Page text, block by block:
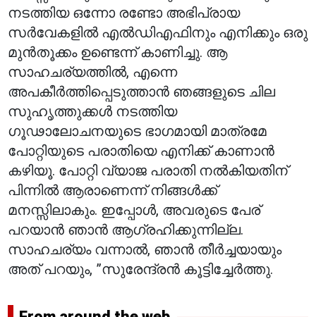
നടത്തിയ ഒന്നോ രണ്ടോ അഭിപ്രായ
സർവേകളിൽ എൽഡിഎഫിനും എനിക്കും ഒരു
മുൻതൂക്കം ഉണ്ടെന്ന് കാണിച്ചു. ആ
സാഹചര്യത്തിൽ, എന്നെ
അപകീർത്തിപ്പെടുത്താൻ ഞങ്ങളുടെ ചില
സുഹൃത്തുക്കൾ നടത്തിയ
ഗൂഢാലോചനയുടെ ഭാഗമായി മാത്രമേ
പോറ്റിയുടെ പരാതിയെ എനിക്ക് കാണാൻ
കഴിയൂ. പോറ്റി വ്യാജ പരാതി നൽകിയതിന്
പിന്നിൽ ആരാണെന്ന് നിങ്ങൾക്ക്
മനസ്സിലാകും. ഇപ്പോൾ, അവരുടെ പേര്
പറയാൻ ഞാൻ ആഗ്രഹിക്കുന്നില്ല.
സാഹചര്യം വന്നാൽ, ഞാൻ തീർച്ചയായും
അത് പറയും, ”സുരേന്ദ്രൻ കൂട്ടിച്ചേർത്തു.